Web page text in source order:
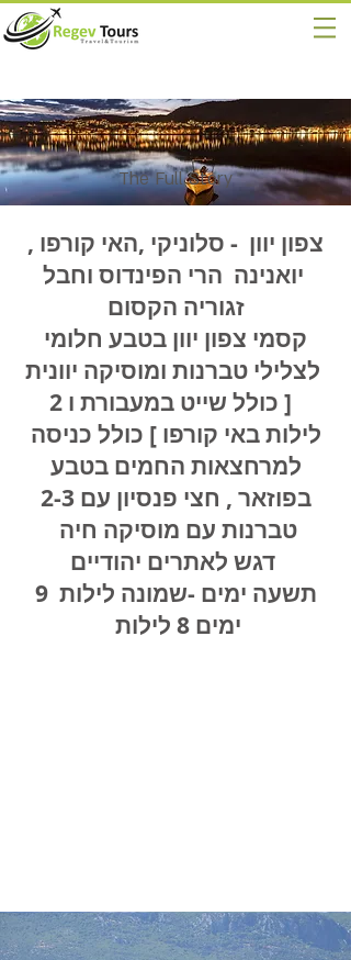
The Full Story
צפון יוון - סלוניקי ,האי קורפו ,
יואנינה הרי הפינדוס וחבל
זגוריה הקסום
קסמי צפון יוון בטבע חלומי
לצלילי טברנות ומוסיקה יוונית
[ כולל שייט במעבורת ו 2
לילות באי קורפו ] כולל כניסה
למרחצאות החמים בטבע
בפוזאר , חצי פנסיון עם 2-3
טברנות עם מוסיקה חיה
דגש לאתרים יהודיים
תשעה ימים -שמונה לילות 9
ימים 8 לילות